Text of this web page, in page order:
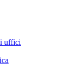
uffici